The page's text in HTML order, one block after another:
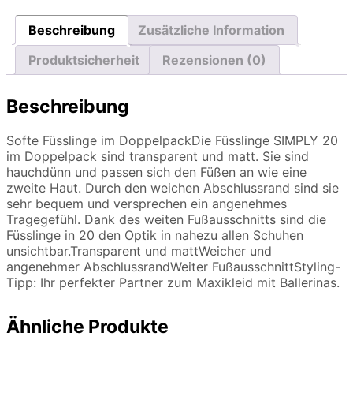
Beschreibung
Zusätzliche Information
Produktsicherheit
Rezensionen (0)
Beschreibung
Softe Füsslinge im DoppelpackDie Füsslinge SIMPLY 20
im Doppelpack sind transparent und matt. Sie sind
hauchdünn und passen sich den Füßen an wie eine
zweite Haut. Durch den weichen Abschlussrand sind sie
sehr bequem und versprechen ein angenehmes
Tragegefühl. Dank des weiten Fußausschnitts sind die
Füsslinge in 20 den Optik in nahezu allen Schuhen
unsichtbar.Transparent und mattWeicher und
angenehmer AbschlussrandWeiter FußausschnittStyling-
Tipp: Ihr perfekter Partner zum Maxikleid mit Ballerinas.
Ähnliche Produkte